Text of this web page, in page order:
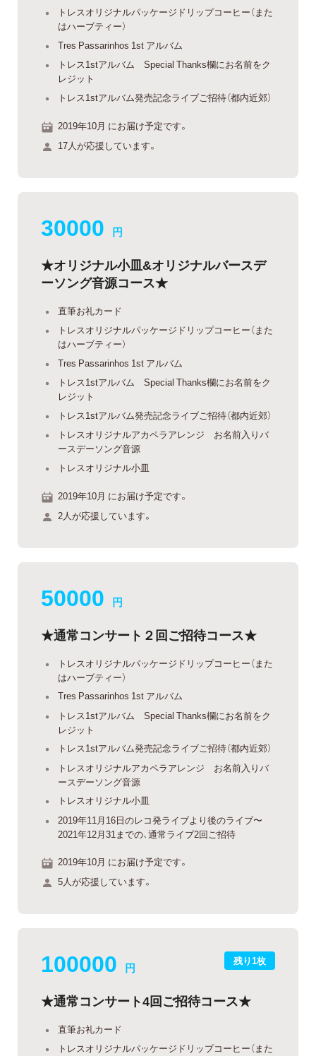
トレスオリジナルパッケージドリップコーヒー（また
はハーブティー）
Tres Passarinhos 1st アルバム
トレス1stアルバム Special Thanks欄にお名前をク
レジット
トレス1stアルバム発売記念ライブご招待（都内近郊）
2019年10月 にお届け予定です。
17人が応援しています。
30000 円
★オリジナル小皿&オリジナルバースデ
ーソング音源コース★
直筆お礼カード
トレスオリジナルパッケージドリップコーヒー（また
はハーブティー）
Tres Passarinhos 1st アルバム
トレス1stアルバム Special Thanks欄にお名前をク
レジット
トレス1stアルバム発売記念ライブご招待（都内近郊）
トレスオリジナルアカペラアレンジ お名前入りバ
ースデーソング音源
トレスオリジナル小皿
2019年10月 にお届け予定です。
2人が応援しています。
50000 円
★通常コンサート２回ご招待コース★
トレスオリジナルパッケージドリップコーヒー（また
はハーブティー）
Tres Passarinhos 1st アルバム
トレス1stアルバム Special Thanks欄にお名前をク
レジット
トレス1stアルバム発売記念ライブご招待（都内近郊）
トレスオリジナルアカペラアレンジ お名前入りバ
ースデーソング音源
トレスオリジナル小皿
2019年11月16日のレコ発ライブより後のライブ〜
2021年12月31までの、通常ライブ2回ご招待
2019年10月 にお届け予定です。
5人が応援しています。
残り1枚
100000 円
★通常コンサート4回ご招待コース★
直筆お礼カード
トレスオリジナルパッケージドリップコーヒー（また